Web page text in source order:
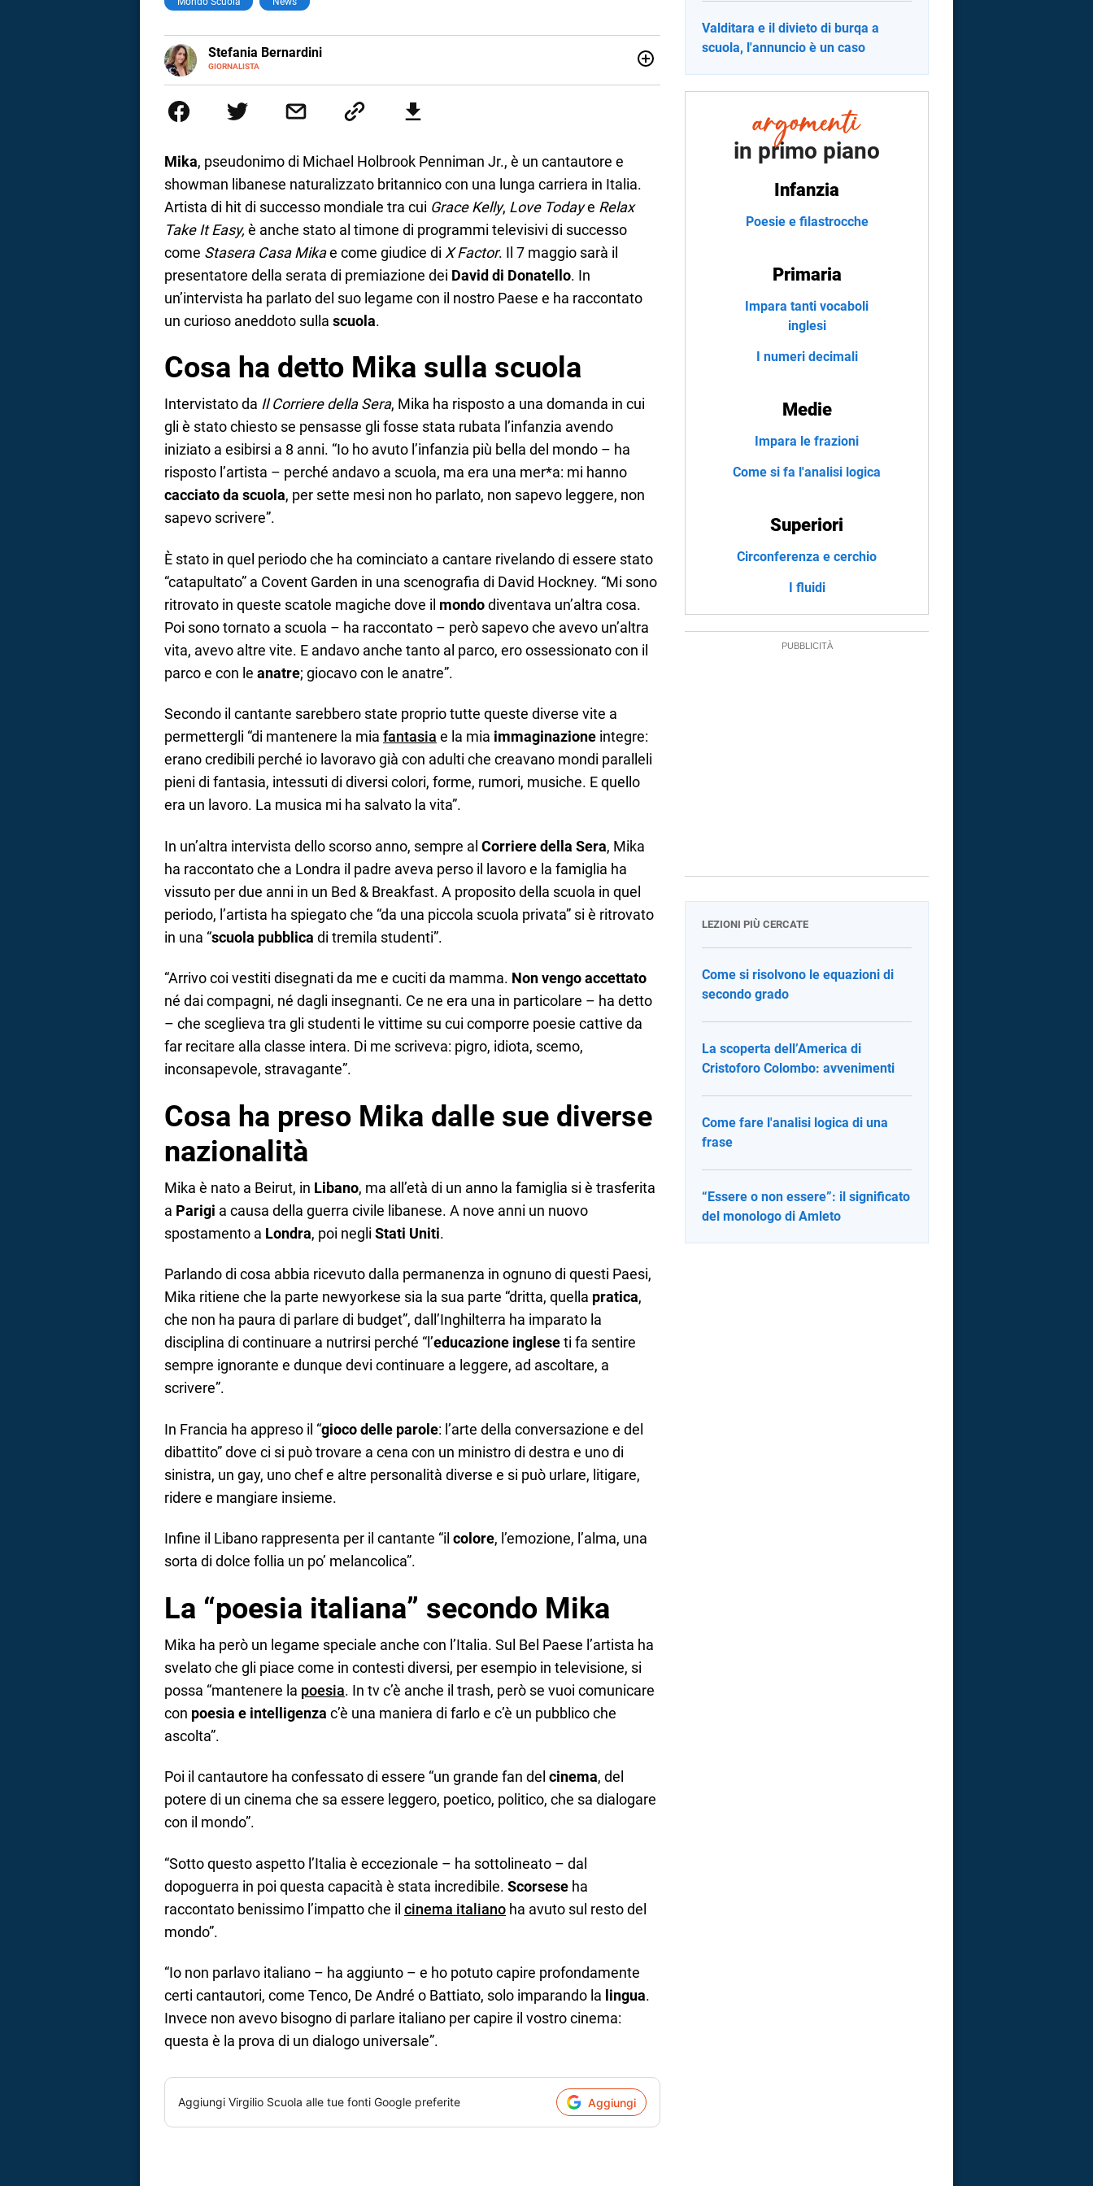
Stefania Bernardini
GIORNALISTA
E-
MAIL
esperienze nella redazione di testate giornalistiche online e Tv e lavora anche nell’ambito
social
Mika, pseudonimo di Michael Holbrook Penniman Jr., è un cantautore e
showman libanese naturalizzato britannico con una lunga carriera in Italia.
Artista di hit di successo mondiale tra cui Grace Kelly, Love Todaye Relax
Take It Easy, è anche stato al timone di programmi televisivi di successo
come Stasera Casa Mikae come giudice di X Factor. Il 7 maggio sarà il
presentatore della serata di premiazione dei David di Donatello. In
un’intervista ha parlato del suo legame con il nostro Paese e ha raccontato
un curioso aneddoto sulla scuola.
Cosa ha detto Mika sulla scuola
Intervistato da Il Corriere della Sera, Mika ha risposto a una domanda in cui
gli è stato chiesto se pensasse gli fosse stata rubata l’infanzia avendo
iniziato a esibirsi a 8 anni. “Io ho avuto l’infanzia più bella del mondo – ha
risposto l’artista – perché andavo a scuola, ma era una mer*a: mi hanno
cacciato da scuola, per sette mesi non ho parlato, non sapevo leggere, non
sapevo scrivere”.
È stato in quel periodo che ha cominciato a cantare rivelando di essere stato
“catapultato” a Covent Garden in una scenografia di David Hockney. “Mi sono
ritrovato in queste scatole magiche dove il mondodiventava un’altra cosa.
Poi sono tornato a scuola – ha raccontato – però sapevo che avevo un’altra
vita, avevo altre vite. E andavo anche tanto al parco, ero ossessionato con il
parco e con le anatre; giocavo con le anatre”.
Secondo il cantante sarebbero state proprio tutte queste diverse vite a
permettergli “di mantenere la mia fantasia e la mia immaginazione integre:
erano credibili perché io lavoravo già con adulti che creavano mondi paralleli
pieni di fantasia, intessuti di diversi colori, forme, rumori, musiche. E quello
era un lavoro. La musica mi ha salvato la vita”.
In un’altra intervista dello scorso anno, sempre al Corriere della Sera, Mika
ha raccontato che a Londra il padre aveva perso il lavoro e la famiglia ha
vissuto per due anni in un Bed & Breakfast. A proposito della scuola in quel
periodo, l’artista ha spiegato che “da una piccola scuola privata” si è ritrovato
in una “scuola pubblica di tremila studenti”.
“Arrivo coi vestiti disegnati da me e cuciti da mamma. Non vengo accettato
né dai compagni, né dagli insegnanti. Ce ne era una in particolare – ha detto
– che sceglieva tra gli studenti le vittime su cui comporre poesie cattive da
far recitare alla classe intera. Di me scriveva: pigro, idiota, scemo,
inconsapevole, stravagante”.
Cosa ha preso Mika dalle sue diverse
nazionalità
Mika è nato a Beirut, in Libano, ma all’età di un anno la famiglia si è trasferita
a Parigi a causa della guerra civile libanese. A nove anni un nuovo
spostamento a Londra, poi negli Stati Uniti.
Parlando di cosa abbia ricevuto dalla permanenza in ognuno di questi Paesi,
Mika ritiene che la parte newyorkese sia la sua parte “dritta, quella pratica,
che non ha paura di parlare di budget”, dall’Inghilterra ha imparato la
disciplina di continuare a nutrirsi perché “l’educazione ingleseti fa sentire
sempre ignorante e dunque devi continuare a leggere, ad ascoltare, a
scrivere”.
In Francia ha appreso il “gioco delle parole: l’arte della conversazione e del
dibattito” dove ci si può trovare a cena con un ministro di destra e uno di
sinistra, un gay, uno chef e altre personalità diverse e si può urlare, litigare,
ridere e mangiare insieme.
Infine il Libano rappresenta per il cantante “il colore, l’emozione, l’alma, una
sorta di dolce follia un po’ melancolica”.
La “poesia italiana” secondo Mika
Mika ha però un legame speciale anche con l’Italia. Sul Bel Paese l’artista ha
svelato che gli piace come in contesti diversi, per esempio in televisione, si
possa “mantenere la poesia. In tv c’è anche il trash, però se vuoi comunicare
con poesia e intelligenza c’è una maniera di farlo e c’è un pubblico che
ascolta”.
Poi il cantautore ha confessato di essere “un grande fan del cinema, del
potere di un cinema che sa essere leggero, poetico, politico, che sa dialogare
con il mondo”.
“Sotto questo aspetto l’Italia è eccezionale – ha sottolineato – dal
dopoguerra in poi questa capacità è stata incredibile. Scorsese ha
raccontato benissimo l’impatto che il cinema italiano ha avuto sul resto del
mondo”.
“Io non parlavo italiano – ha aggiunto – e ho potuto capire profondamente
certi cantautori, come Tenco, De André o Battiato, solo imparando la lingua.
Invece non avevo bisogno di parlare italiano per capire il vostro cinema:
questa è la prova di un dialogo universale”.
Aggiungi Virgilio Scuola alle tue fonti Google preferite Aggiungi
Valditara e il divieto di burqa a
scuola, l'annuncio è un caso
in primo piano
Infanzia
Poesie e filastrocche
Primaria
Impara tanti vocaboli
inglesi
I numeri decimali
Medie
Impara le frazioni
Come si fa l'analisi logica
Superiori
Circonferenza e cerchio
I fluidi
LEZIONI PIÙ CERCATE
Come si risolvono le equazioni di
secondo grado
La scoperta dell’America di
Cristoforo Colombo: avvenimenti
Come fare l'analisi logica di una
frase
“Essere o non essere”: il significato
del monologo di Amleto